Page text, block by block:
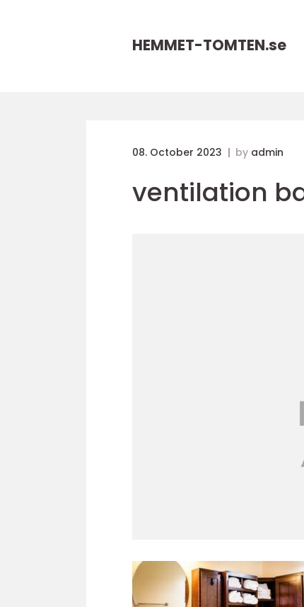
HEMMET-TOMTEN.se
08. October 2023 by admin
ventilation